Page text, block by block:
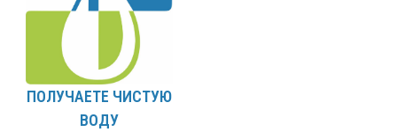
ПОЛУЧАЕТЕ ЧИСТУЮ
ВОДУ